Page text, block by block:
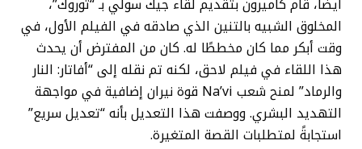
أيضًا، قام كاميرون بتقديم لقاء جيك سولي بـ “توروك”،
المخلوق الشبيه بالتنين الذي صادقه في الفيلم الأول، في
وقت أبكر مما كان مخططًا له. كان من المفترض أن يحدث
هذا اللقاء في فيلم لاحق، لكنه تم نقله إلى “أفاتار: النار
والرماد” لمنح شعب Na’vi قوة نيران إضافية في مواجهة
التهديد البشري. ووصفت هذا التعديل بأنه “تعديل سريع”
استجابةً لمتطلبات القصة المتغيرة.